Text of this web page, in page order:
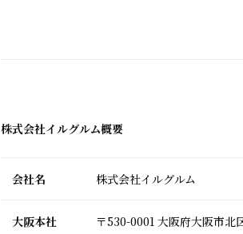
株式会社イルグルム概要
会社名 株式会社イルグルム
大阪本社 〒530-0001 大阪府大阪市